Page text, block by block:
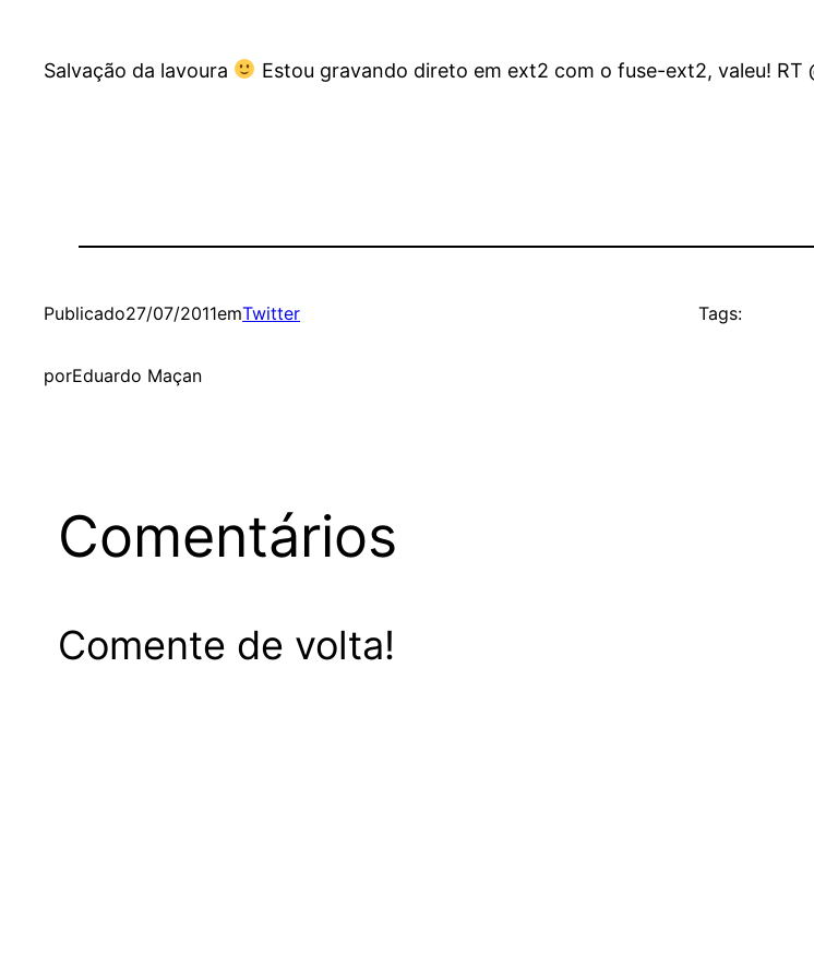
Salvação da lavoura Estou gravando direto em ext2 com o fuse-ext2, valeu! RT
Publicado27/07/2011emTwitter
porEduardo Maçan
Tags:
Comentários
Comente de volta!